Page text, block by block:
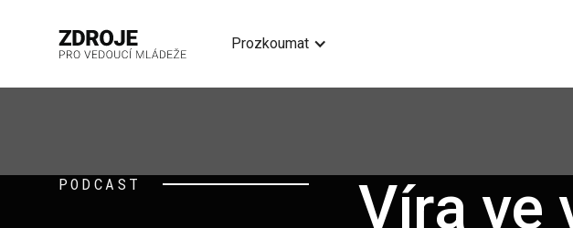
Prozkoumat
PODCAST Víra ve